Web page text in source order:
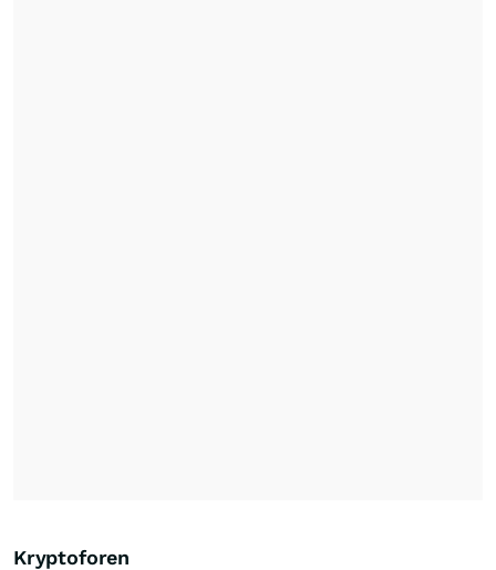
Kryptoforen